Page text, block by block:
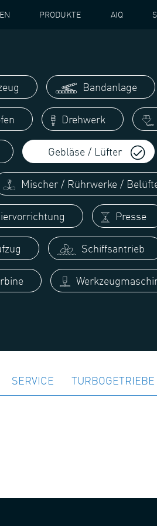
PRODUKTE AIQ
Bandanlage
Drehwerk
Gebläse / Lüfter
Mischer / Rührwerke /
Presse
Schiffsantrieb
SERVICE TURBOGETRIEBE